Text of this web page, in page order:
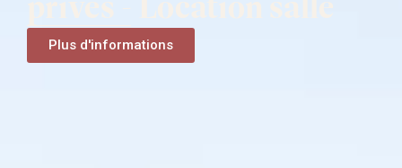
Plus d'informations